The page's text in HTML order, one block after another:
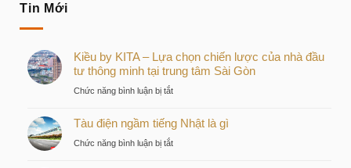
Tin Mới
Kiều by KITA – Lựa chọn chiến lược của nhà đầu
tư thông minh tại trung tâm Sài Gòn
Chức năng bình luận bị tắtở
by
Tàu điện ngầm tiếng Nhật là gì
Chức năng bình luận bị tắtở